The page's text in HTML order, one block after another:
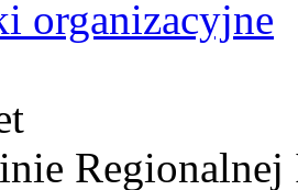
organizacyjne